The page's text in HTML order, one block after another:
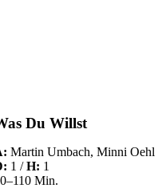
Du Willst
Martin Umbach, Minni Oehl
1 /H: 1
Min.